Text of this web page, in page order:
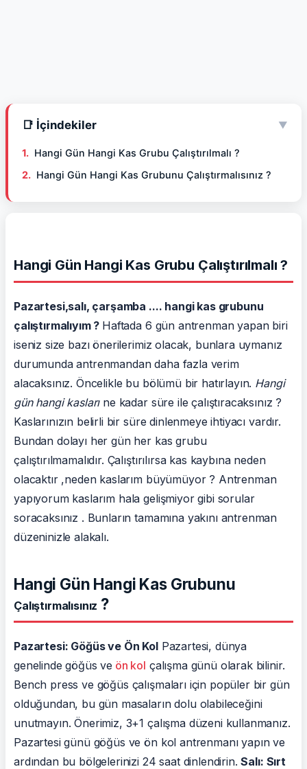
📑 İçindekiler ▼
Hangi Gün Hangi Kas Grubu Çalıştırılmalı ?
Hangi Gün Hangi Kas Grubunu Çalıştırmalısınız ?
Hangi Gün Hangi Kas Grubu Çalıştırılmalı ?
Pazartesi,salı, çarşamba .... hangi kas grubunu
çalıştırmalıyım ? Haftada 6 gün antrenman yapan biri
iseniz size bazı önerilerimiz olacak, bunlara uymanız
durumunda antrenmandan daha fazla verim
alacaksınız. Öncelikle bu bölümü bir hatırlayın. Hangi
gün hangi kaslarıne kadar süre ile çalıştıracaksınız ?
Kaslarınızın belirli bir süre dinlenmeye ihtiyacı vardır.
Bundan dolayı her gün her kas grubu
çalıştırılmamalıdır. Çalıştırılırsa kas kaybına neden
olacaktır ,neden kaslarım büyümüyor ? Antrenman
yapıyorum kaslarım hala gelişmiyor gibi sorular
soracaksınız . Bunların tamamına yakını antrenman
düzeninizle alakalı.
Hangi Gün Hangi Kas Grubunu
Çalıştırmalısınız ?
Pazartesi: Göğüs ve Ön KolPazartesi, dünya
genelinde göğüs ve ön kol çalışma günü olarak bilinir.
Bench press ve göğüs çalışmaları için popüler bir gün
olduğundan, bu gün masaların dolu olabileceğini
unutmayın. Önerimiz, 3+1 çalışma düzeni kullanmanız.
Pazartesi günü göğüs ve ön kol antrenmanı yapın ve
ardından bu bölgelerinizi 24 saat dinlendirin.Salı: Sırt